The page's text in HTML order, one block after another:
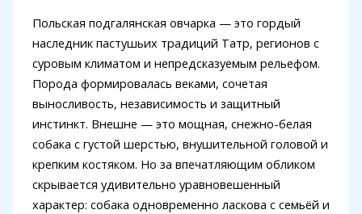
Польская подгалянская овчарка — это гордый
наследник пастушьих традиций Татр, регионов с
суровым климатом и непредсказуемым рельефом.
Порода формировалась веками, сочетая
выносливость, независимость и защитный
инстинкт. Внешне — это мощная, снежно-белая
собака с густой шерстью, внушительной головой и
крепким костяком. Но за впечатляющим обликом
скрывается удивительно уравновешенный
характер: собака одновременно ласкова с семьёй и